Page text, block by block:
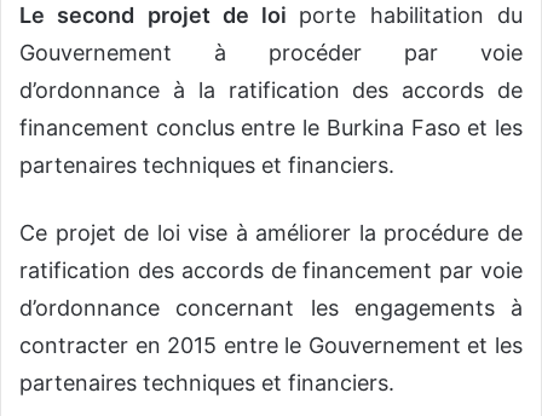
Le second projet de loi porte habilitation du
Gouvernement à procéder par voie
d’ordonnance à la ratification des accords de
financement conclus entre le Burkina Faso et les
partenaires techniques et financiers.
Ce projet de loi vise à améliorer la procédure de
ratification des accords de financement par voie
d’ordonnance concernant les engagements à
contracter en 2015 entre le Gouvernement et les
partenaires techniques et financiers.